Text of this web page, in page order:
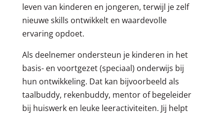
leven van kinderen en jongeren, terwijl je zelf
nieuwe skills ontwikkelt en waardevolle
ervaring opdoet.
Als deelnemer ondersteun je kinderen in het
basis- en voortgezet (speciaal) onderwijs bij
hun ontwikkeling. Dat kan bijvoorbeeld als
taalbuddy, rekenbuddy, mentor of begeleider
bij huiswerk en leuke leeractiviteiten. Jij helpt